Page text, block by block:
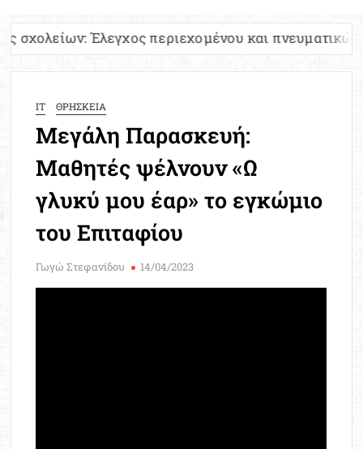
περιεχομένου και πνευματικών δικαιωμάτων
IT ΘΡΗΣΚΕΙΑ
Μεγάλη Παρασκευή:
Μαθητές ψέλνουν «Ω
γλυκύ μου έαρ» το εγκώμιο
του Επιταφίου
Γωγώ Στεφανίδου 14/04/2023